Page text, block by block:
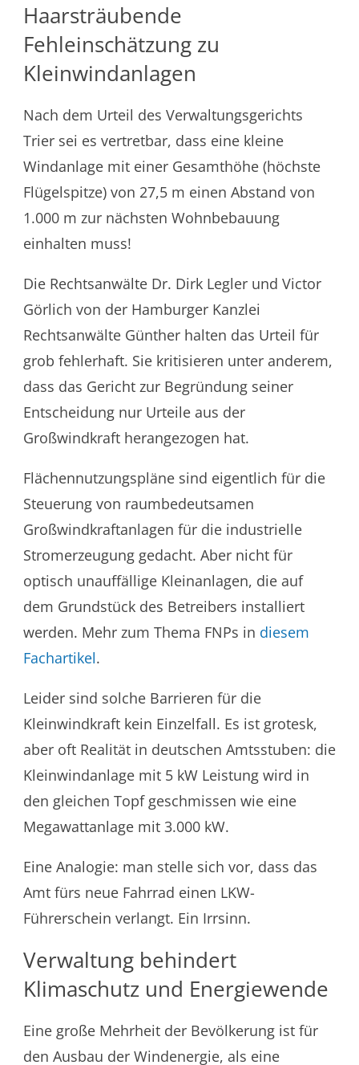
Haarsträubende
Fehleinschätzung zu
Kleinwindanlagen
Nach dem Urteil des Verwaltungsgerichts
Trier sei es vertretbar, dass eine kleine
Windanlage mit einer Gesamthöhe (höchste
Flügelspitze) von 27,5 m einen Abstand von
1.000 m zur nächsten Wohnbebauung
einhalten muss!
Die Rechtsanwälte Dr. Dirk Legler und Victor
Görlich von der Hamburger Kanzlei
Rechtsanwälte Günther halten das Urteil für
grob fehlerhaft. Sie kritisieren unter anderem,
dass das Gericht zur Begründung seiner
Entscheidung nur Urteile aus der
Großwindkraft herangezogen hat.
Flächennutzungspläne sind eigentlich für die
Steuerung von raumbedeutsamen
Großwindkraftanlagen für die industrielle
Stromerzeugung gedacht. Aber nicht für
optisch unauffällige Kleinanlagen, die auf
dem Grundstück des Betreibers installiert
werden. Mehr zum Thema FNPs in diesem
Fachartikel.
Leider sind solche Barrieren für die
Kleinwindkraft kein Einzelfall. Es ist grotesk,
aber oft Realität in deutschen Amtsstuben: die
Kleinwindanlage mit 5 kW Leistung wird in
den gleichen Topf geschmissen wie eine
Megawattanlage mit 3.000 kW.
Eine Analogie: man stelle sich vor, dass das
Amt fürs neue Fahrrad einen LKW-
Führerschein verlangt. Ein Irrsinn.
Verwaltung behindert
Klimaschutz und Energiewende
Eine große Mehrheit der Bevölkerung ist für
den Ausbau der Windenergie, als eine